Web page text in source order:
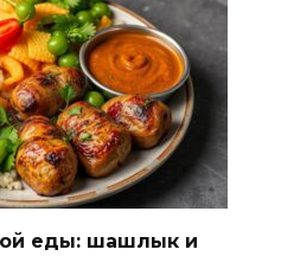
еды: шашлык и